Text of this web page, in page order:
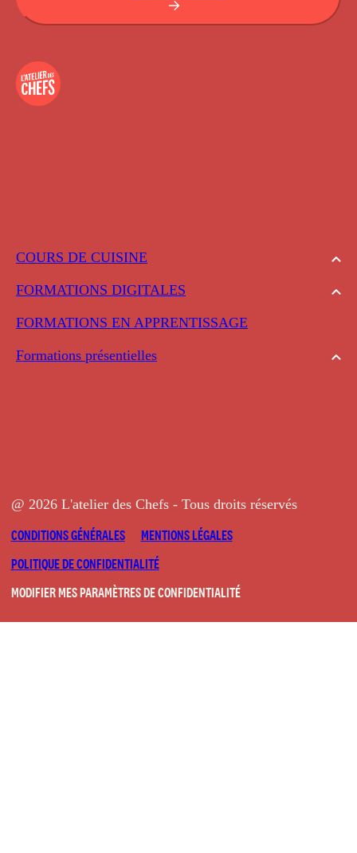
COURS DE CUISINE
FORMATIONS DIGITALES
FORMATIONS EN APPRENTISSAGE
Formations présentielles
@ 2026 L'atelier des Chefs - Tous droits réservés
CONDITIONS GÉNÉRALES
MENTIONS LÉGALES
POLITIQUE DE CONFIDENTIALITÉ
MODIFIER MES PARAMÈTRES DE CONFIDENTIALITÉ